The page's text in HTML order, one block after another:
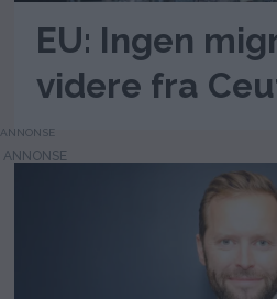
EU: Ingen
videre fra
ANNONSE